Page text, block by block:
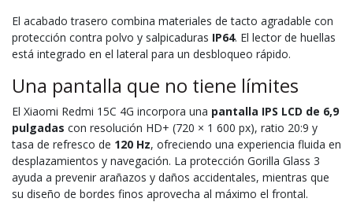
El acabado trasero combina materiales de tacto agradable con
protección contra polvo y salpicaduras IP64. El lector de huellas
está integrado en el lateral para un desbloqueo rápido.
Una pantalla que no tiene límites
El Xiaomi Redmi 15C 4G incorpora una pantalla IPS LCD de 6,9
pulgadas con resolución HD+ (720 × 1 600 px), ratio 20:9 y
tasa de refresco de 120 Hz, ofreciendo una experiencia fluida en
desplazamientos y navegación. La protección Gorilla Glass 3
ayuda a prevenir arañazos y daños accidentales, mientras que
su diseño de bordes finos aprovecha al máximo el frontal.